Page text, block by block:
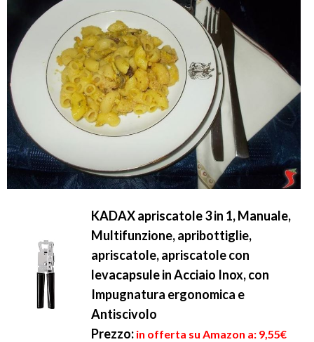
KADAX apriscatole 3 in 1, Manuale,
Multifunzione, apribottiglie,
apriscatole, apriscatole con
levacapsule in Acciaio Inox, con
Impugnatura ergonomica e
Antiscivolo
Prezzo: in offerta su Amazon a: 9,55€